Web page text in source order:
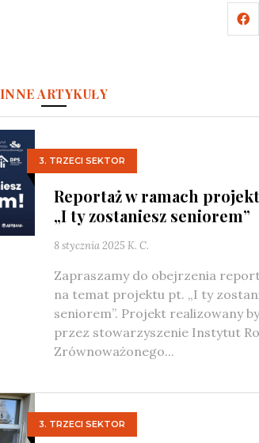
INNE ARTYKUŁY
3. TRZECI SEKTOR
Reportaż w ramach
„I ty zostaniesz seniorem”
8 stycznia 2025 K. C.
Zapraszamy do obejrzenia
na temat projektu pt. „I ty
seniorem”. Projekt realizowany
przez stowarzyszenie Instytut
Zrównoważonego...
3. TRZECI SEKTOR